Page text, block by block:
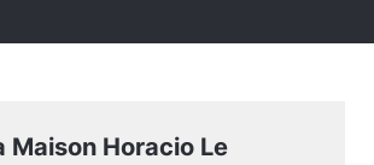
Maison Horacio Le